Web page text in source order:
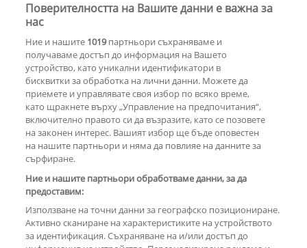
Light“ на Мадона
РЕКЛАМА
КОМЕНТАРИ
Поверителността на Вашите данни е важна за
нас
Ние и нашите 1019партньори съхраняваме и
получаваме достъп до информация на Вашето
устройство, като уникални идентификатори в
бисквитки за обработка на лични данни. Можете да
приемете и управлявате своя избор по всяко време,
като щракнете върху „Управление на предпочитания“,
включително правото си да възразите, като се позовете
на законен интерес. Вашият избор ще бъде оповестен
на нашите партньори и няма да повлияе на данните за
сърфиране.
Ние и нашите партньори обработваме данни, за да
предоставим:
Използване на точни данни за географско позициониране.
Активно сканиране на характеристиките на устройството
за идентификация. Съхраняване на и/или достъп до